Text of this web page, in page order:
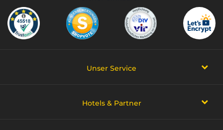
Unser Service
Hotels & Partner